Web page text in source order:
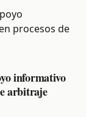
informativo
arbitraje